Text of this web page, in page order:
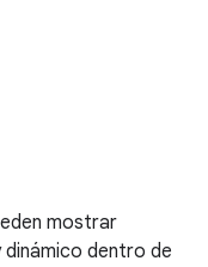
mostrar
dentro de